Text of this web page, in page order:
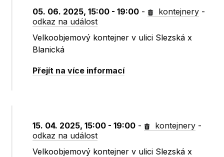
05. 06. 2025, 15:00 - 19:00 - kontejnery -
odkaz na událost
Velkoobjemový kontejner v ulici Slezská x
Blanická
Přejít na více informací
15. 04. 2025, 15:00 - 19:00 - kontejnery -
odkaz na událost
Velkoobjemový kontejner v ulici Slezská x